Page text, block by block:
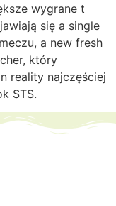
wygrane t
się a single
a new fresh
który
reality najczęściej
STS.